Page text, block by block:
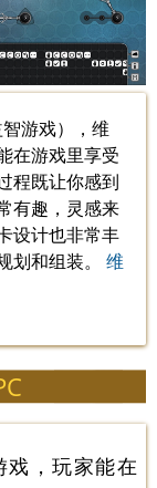
游戏），维
在游戏里享受
程既让你感到
有趣，灵感来
设计也非常丰
划和组装。 维
戏，玩家能在